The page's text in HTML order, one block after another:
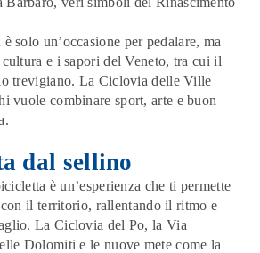
solo un’occasione per pedalare, ma
e i sapori del Veneto, tra cui il
trevigiano. La Ciclovia delle Ville
vuole combinare sport, arte e buon
dal sellino
è un’esperienza che ti permette
il territorio, rallentando il ritmo e
La Ciclovia del Po, la Via
Dolomiti e le nuove mete come la